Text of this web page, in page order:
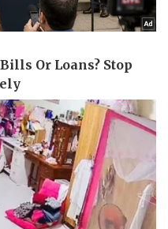
Quân sự - Quốc phòng
Vũ khí
Việt Nam
Phân tích